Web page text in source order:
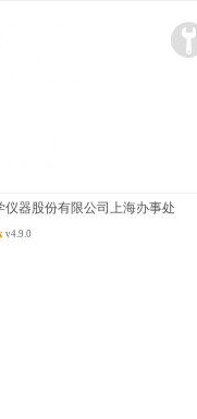
仪器股份有限公司上海办事处
v4.9.0